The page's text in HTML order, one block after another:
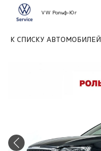
VW Рольф-Юг
К СПИСКУ АВТОМОБИЛЕЙ